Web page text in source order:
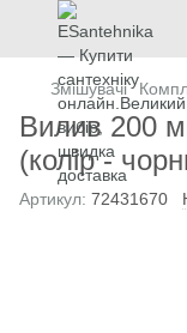
Змішувачі
Вилив 200
(колір -
Артикул: 72431670